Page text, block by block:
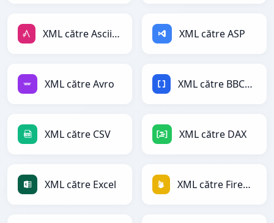
XML către AsciiDoc XML către ASP
XML către Avro XML către BBCode
XML către CSV XML către DAX
XML către Excel XML către Firebase